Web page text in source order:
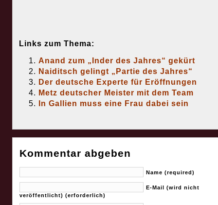
Links zum Thema:
Anand zum „Inder des Jahres“ gekürt
Naiditsch gelingt „Partie des Jahres“
Der deutsche Experte für Eröffnungen
Metz deutscher Meister mit dem Team
In Gallien muss eine Frau dabei sein
Kommentar abgeben
Name (required)
E-Mail (wird nicht
veröffentlicht) (erforderlich)